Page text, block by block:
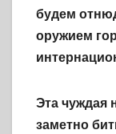
будем
оружием
Эта чуждая
заметно